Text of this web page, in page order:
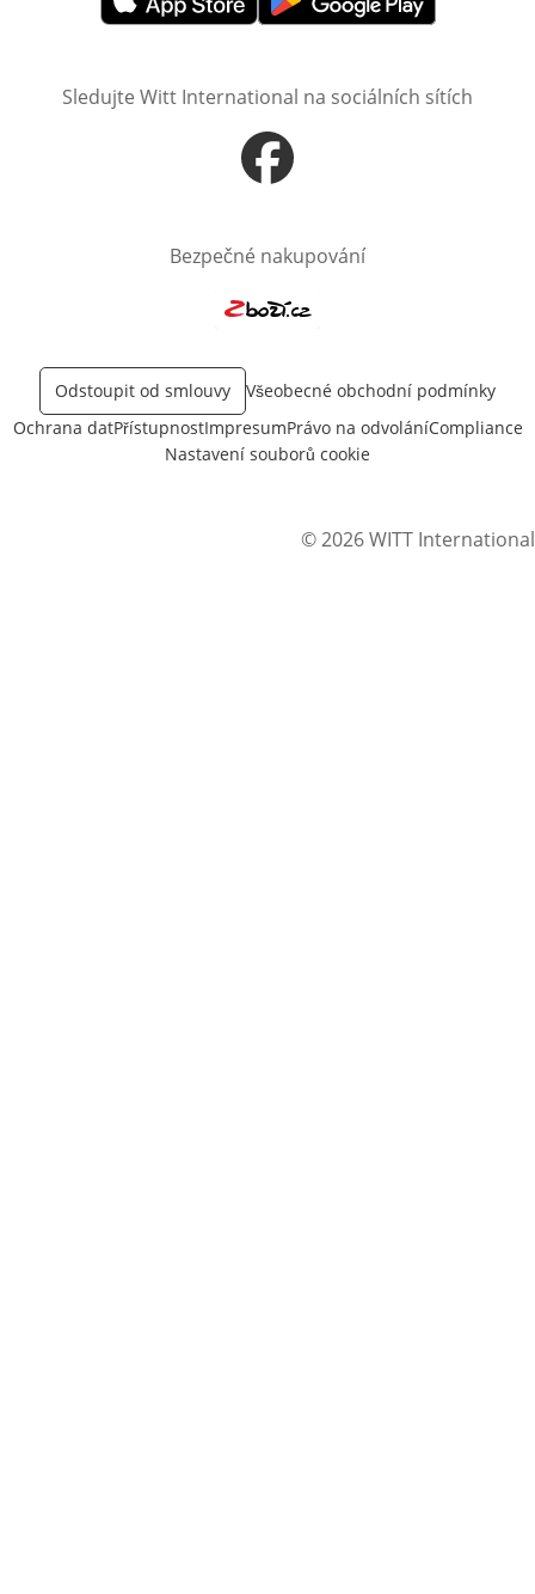
Otevře v novém okněOtevře v novém okně
Sledujte Witt International na sociálních sítích
Otevře v novém okně
Bezpečné nakupování
Odstoupit od smlouvy
Všeobecné obchodní podmínky
Ochrana datPřístupnostImpresumPrávo na odvoláníCompliance
Nastavení souborů cookie
© 2026 WITT International